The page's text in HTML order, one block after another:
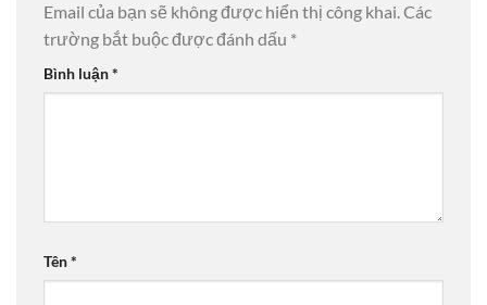
Email của bạn sẽ không được hiển thị công khai.Các
trường bắt buộc được đánh dấu *
Bình luận*
Tên*